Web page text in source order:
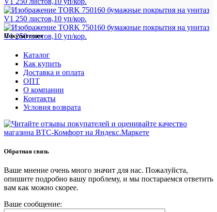
Покупателям
Каталог
Как купить
Доставка и оплата
ОПТ
О компании
Контакты
Условия возврата
Обратная связь
Ваше мнение очень много значит для нас. Пожалуйста,
опишите подробно вашу проблему, и мы постараемся ответить
вам как можно скорее.
Ваше сообщение: